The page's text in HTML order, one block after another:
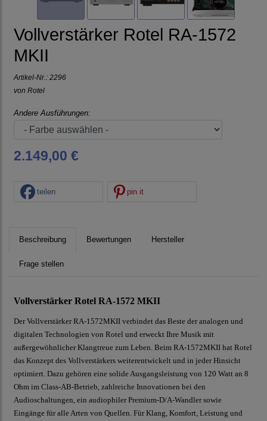
Vollverstärker Rotel RA-1572
MKII
Artikel-Nr.: 2296
von Rotel
Andere Ausführungen:
2.149,00 €
teilen pin it
Beschreibung Bewertungen Hersteller
Frage stellen
Vollverstärker Rotel RA-1572 MKII
Der Vollverstärker RA-1572MKII verbindet das Beste der analogen und
digitalen Technologien von Rotel und erweckt Ihre Musik mit
außergewöhnlicher Klangtreue zum Leben. Beim RA-1572MKII hat Rotel
das Konzept des Vollverstärkers weiterentwickelt und in jeder Hinsicht
optimiert. Dazu gehören eine solide Ausgangsleistung von 120 Watt an 8
Ohm im Class-AB-Betrieb, zahlreiche Innovationen bei den
Audioschaltungen, ein audiophiler Premium-D/A-Wandler sowie
Eingänge für alle Arten von Quellen. Für Klang, Komfort, Leistung und